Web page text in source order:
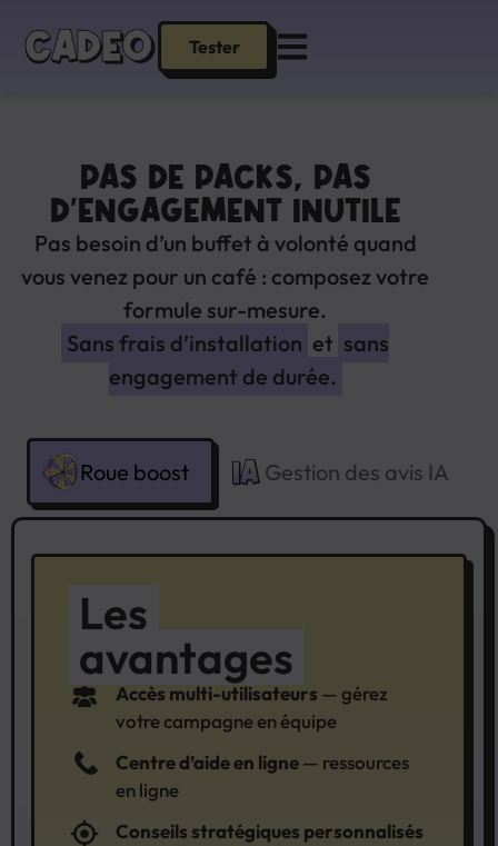
Tester
PAS DE PACKS, PAS
D’ENGAGEMENT INUTILE
Pas besoin d’un buffet à volonté quand
vous venez pour un café : composez votre
formule sur-mesure.
Sans frais d’installation et sans
engagement de durée.
Roue boost Gestion des avis IA
Les
avantages
Accès multi-utilisateurs — gérez
votre campagne en équipe
Centre d’aide en ligne— ressources
en ligne
Conseils stratégiques personnalisés